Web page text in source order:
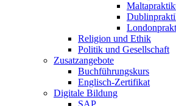
Religion und Ethik
Politik und Gesellschaft
Zusatzangebote
Buchführungskurs
Englisch-Zertifikat
Digitale Bildung
SAP